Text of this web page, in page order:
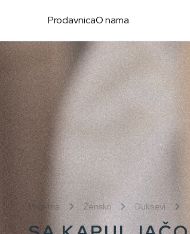
ProdavnicaO nama
Početna Žensko Duksevi